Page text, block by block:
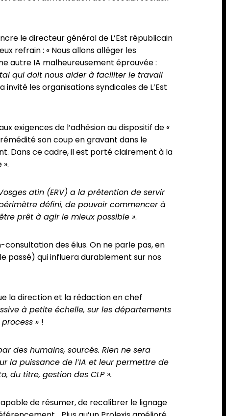
le directeur général de L’Est républicain
refrain : « Nous allons alléger les
autre IA malheureusement éprouvée :
qui doit nous aider à faciliter le travail
les organisations syndicales de L’Est
exigences de l’adhésion au dispositif de «
son coup en gravant dans le
Dans ce cadre, il est porté clairement à la
atin (ERV) a la prétention de servir
défini, de pouvoir commencer à
prêt à agir le mieux possible ».
des élus. On ne parle pas, en
passé) qui influera durablement sur nos
la direction et la rédaction en chef
à petite échelle, sur les départements
» !
des humains, sourcés. Rien ne sera
la puissance de l’IA et leur permettre de
du titre, gestion des CLP ».
de résumer, de recalibrer le lignage